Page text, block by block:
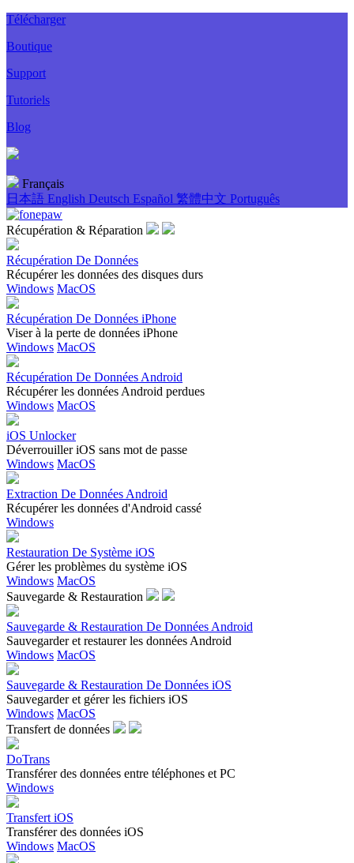
Télécharger
Boutique
Support
Tutoriels
Blog
Français
日本語 English Deutsch Español 繁體中文 Português
Récupération & Réparation
Récupération De Données
Récupérer les données des disques durs
Windows MacOS
Récupération De Données iPhone
Viser à la perte de données iPhone
Windows MacOS
Récupération De Données Android
Récupérer les données Android perdues
Windows MacOS
iOS Unlocker
Déverrouiller iOS sans mot de passe
Windows MacOS
Extraction De Données Android
Récupérer les données d'Android cassé
Windows
Restauration De Système iOS
Gérer les problèmes du système iOS
Windows MacOS
Sauvegarde & Restauration
Sauvegarde & Restauration De Données Android
Sauvegarder et restaurer les données Android
Windows MacOS
Sauvegarde & Restauration De Données iOS
Sauvegarder et gérer les fichiers iOS
Windows MacOS
Transfert de données
DoTrans
Transférer des données entre téléphones et PC
Windows
Transfert iOS
Transférer des données iOS
Windows MacOS